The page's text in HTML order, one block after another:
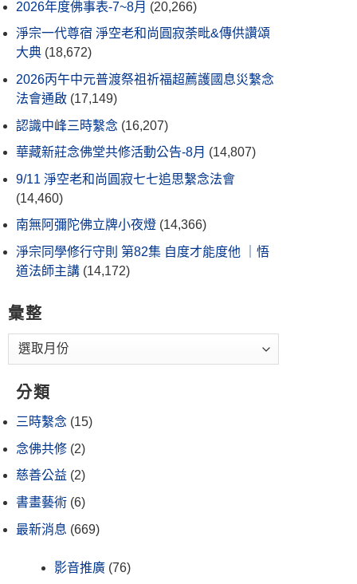
2026年度佛事表-7~8月 (20,266)
淨宗一代尊宿 淨空老和尚圓寂荼毗&傳供讚頌
大典 (18,672)
2026丙午中元普渡祭祖祈福超薦護國息災繫念
法會通啟 (17,149)
認識中峰三時繫念 (16,207)
華藏新莊念佛堂共修活動公告-8月 (14,807)
9/11 淨空老和尚圓寂七七追思繫念法會
(14,460)
南無阿彌陀佛立牌小夜燈 (14,366)
淨宗同學修行守則 第82集 自度才能度他 ｜悟
道法師主講 (14,172)
彙整
分類
三時繫念 (15)
念佛共修 (2)
慈善公益 (2)
書畫藝術 (6)
最新消息 (669)
影音推廣 (76)